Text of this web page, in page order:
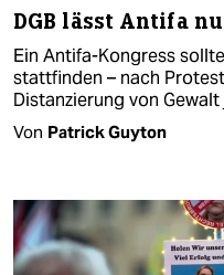
DGB lässt Antifa
Ein Antifa-Kongress
stattfinden – nach
Distanzierung von
Von Patrick Guyton